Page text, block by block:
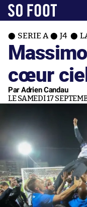
SERIE A J4
cœur
Par Adrien Candau
LE SAMEDI 17